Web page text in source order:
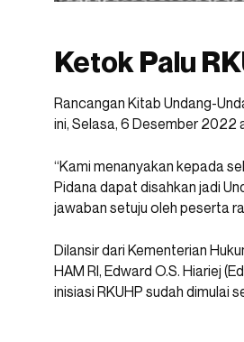
Ketok Palu
Rancangan Kitab Undang-
ini, Selasa, 6 Desember 2022
“Kami menanyakan kepada
Pidana dapat disahkan jadi
jawaban setuju oleh peserta
Dilansir dari Kementerian
HAM RI, Edward O.S. Hiariej
inisiasi RKUHP sudah dimulai